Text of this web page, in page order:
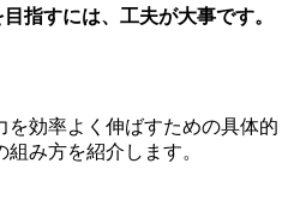
指すには、工夫が大事です。
を効率よく伸ばすための具体的
み方を紹介します。